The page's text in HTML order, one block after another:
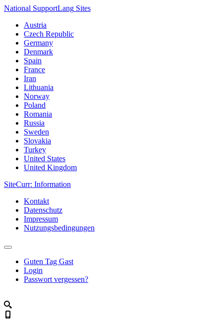
National SupportLang Sites
Austria
Czech Republic
Germany
Denmark
Spain
France
Iran
Lithuania
Norway
Poland
Romania
Russia
Sweden
Slovakia
Turkey
United States
United Kingdom
SiteCurr: Information
Kontakt
Datenschutz
Impressum
Nutzungsbedingungen
Guten Tag Gast
Login
Passwort vergessen?